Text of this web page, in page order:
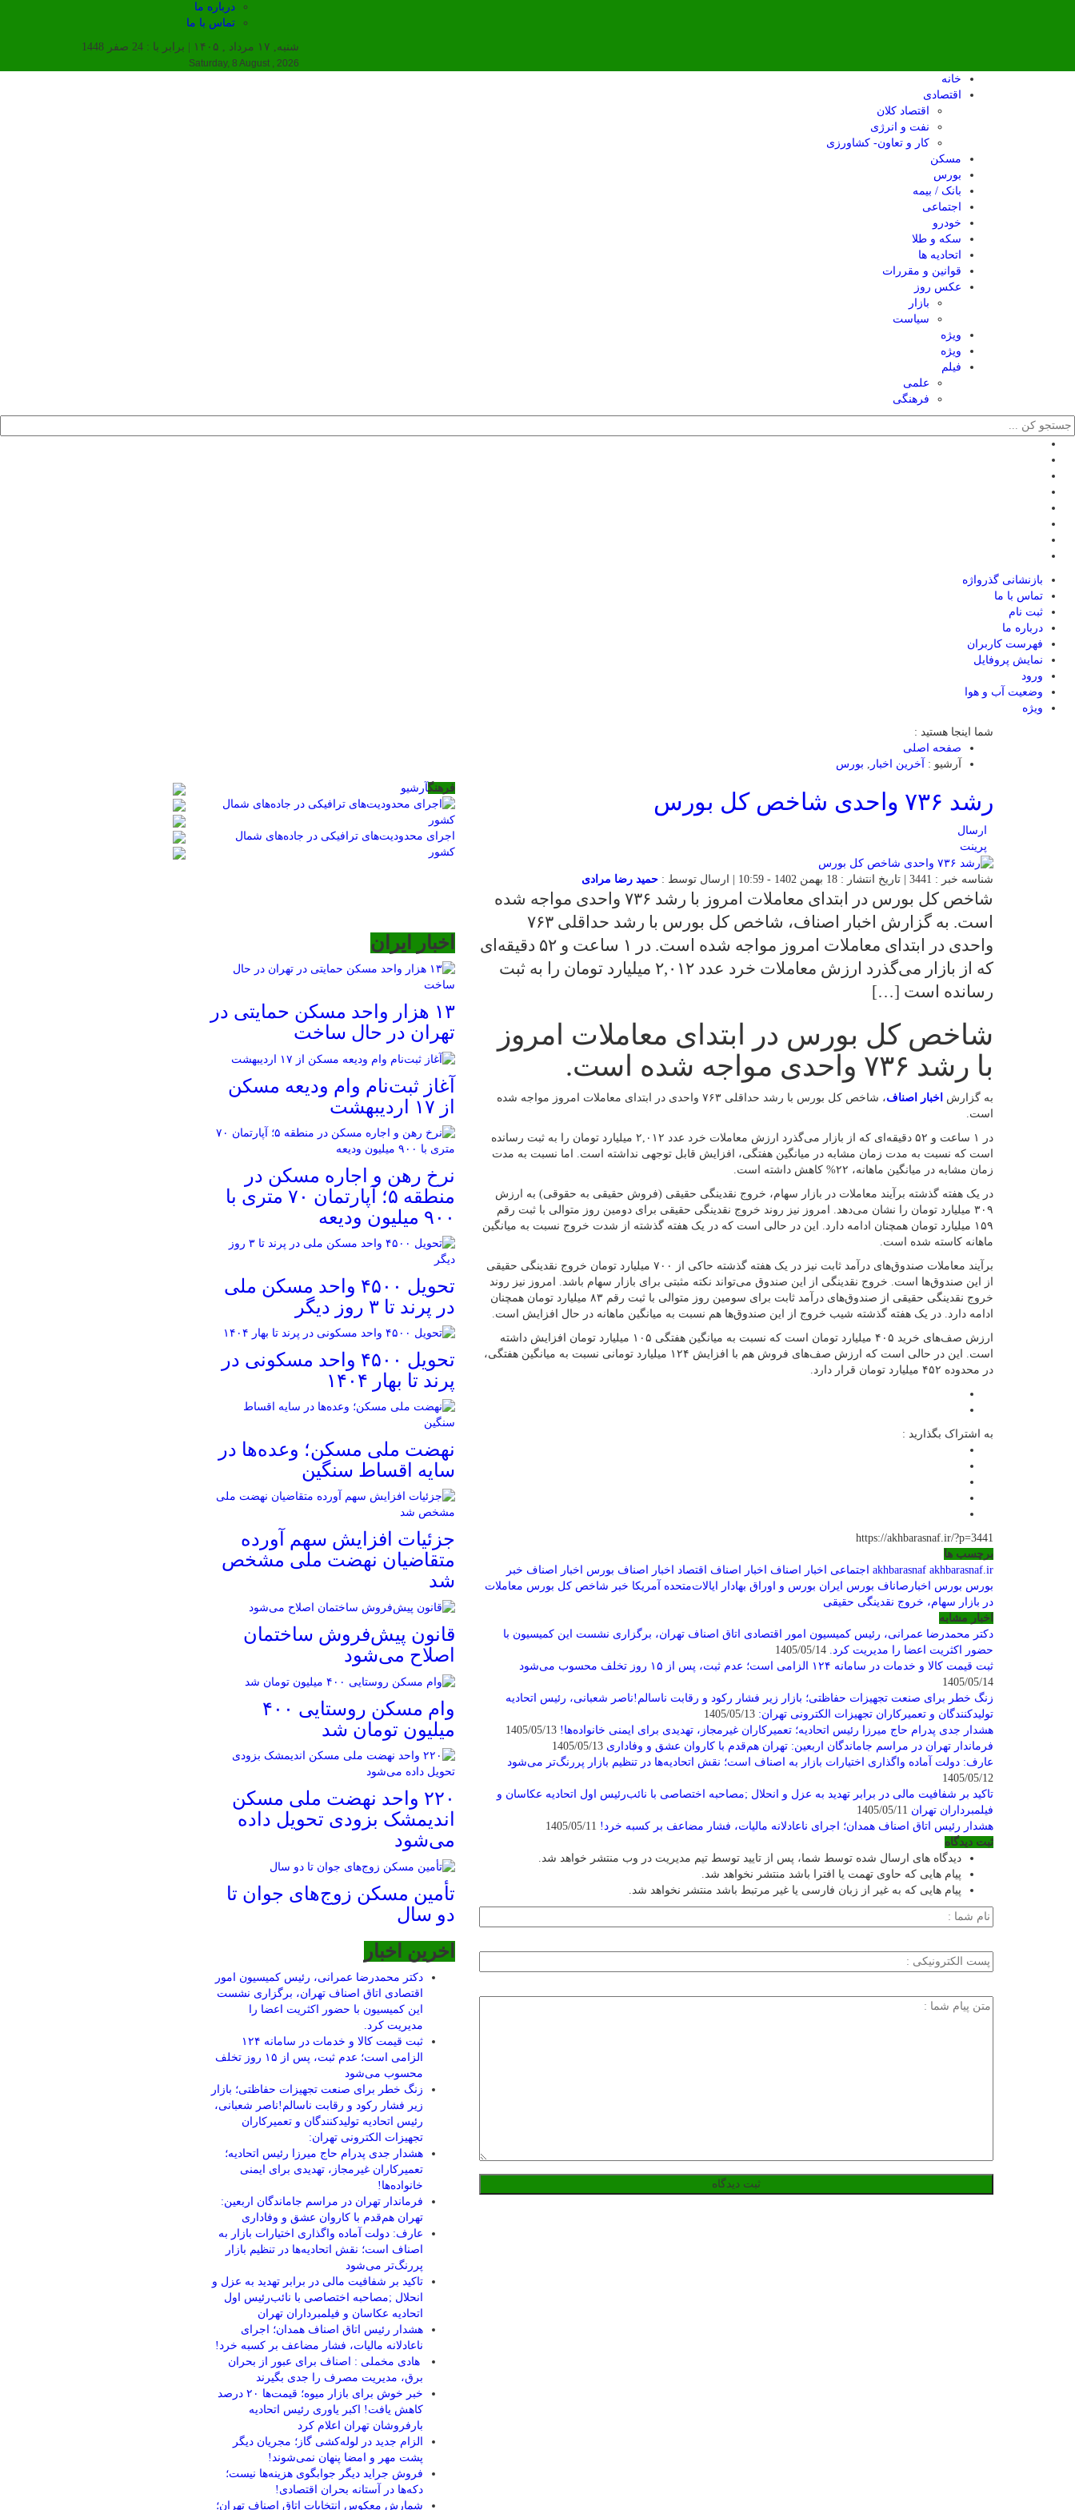
درباره ما
تماس با ما
شنبه, ۱۷ مرداد , ۱۴۰۵ | برابر با : 24 صفر 1448
Saturday, 8 August , 2026
خانه
اقتصادی
اقتصاد کلان
نفت و انرژی
کار و تعاون- کشاورزی
مسکن
بورس
بانک / بیمه
اجتماعی
خودرو
سکه و طلا
اتحادیه ها
قوانین و مقررات
عکس روز
بازار
سیاست
ویژه
ویژه
فیلم
علمی
فرهنگی
بازنشانی گذرواژه
تماس با ما
ثبت نام
درباره ما
فهرست کاربران
نمایش پروفایل
ورود
وضعیت آب و هوا
ویژه
شما اینجا هستید :
صفحه اصلی
آرشیو :
آخرین اخبار بورس
رشد ۷۳۶ واحدی شاخص کل بورس
ارسال
پرینت
شناسه خبر : 3441 | تاریخ انتشار : 18 بهمن 1402 - 10:59 | ارسال توسط : حمید رضا مرادی
شاخص کل بورس در ابتدای معاملات امروز با رشد ۷۳۶ واحدی مواجه شده
است. به گزارش اخبار اصناف، شاخص کل بورس با رشد حداقلی ۷۶۳
واحدی در ابتدای معاملات امروز مواجه شده است. در ۱ ساعت و ۵۲ دقیقه‌ای
که از بازار می‌گذرد ارزش معاملات خرد عدد ۲,۰۱۲ میلیارد تومان را به ثبت
رسانده است […]
شاخص کل بورس در ابتدای معاملات امروز
با رشد ۷۳۶ واحدی مواجه شده است.
به گزارش اخبار اصناف
، شاخص کل بورس با رشد حداقلی ۷۶۳ واحدی در ابتدای معاملات امروز مواجه شده
است.
در ۱ ساعت و ۵۲ دقیقه‌ای که از بازار می‌گذرد ارزش معاملات خرد عدد ۲,۰۱۲ میلیارد تومان را به ثبت رسانده
است که نسبت به مدت زمان مشابه در میانگین هفتگی، افزایش قابل توجهی نداشته است. اما نسبت به مدت
زمان مشابه در میانگین ماهانه، ۲۲% کاهش داشته است.
در یک هفته گذشته برآیند معاملات در بازار سهام، خروج نقدینگی حقیقی (فروش حقیقی به حقوقی) به ارزش
۳۰۹ میلیارد تومان را نشان می‌دهد. امروز نیز روند خروج نقدینگی حقیقی برای دومین روز متوالی با ثبت رقم
۱۵۹ میلیارد تومان همچنان ادامه دارد. این در حالی است که در یک هفته گذشته از شدت خروج نسبت به میانگین
ماهانه کاسته شده است.
برآیند معاملات صندوق‌های درآمد ثابت نیز در یک هفته گذشته حاکی از ۷۰۰ میلیارد تومان خروج نقدینگی حقیقی
از این صندوق‌ها است. خروج نقدینگی از این صندوق می‌تواند نکته مثبتی برای بازار سهام باشد. امروز نیز روند
خروج نقدینگی حقیقی از صندوق‌های درآمد ثابت برای سومین روز متوالی با ثبت رقم ۸۳ میلیارد تومان همچنان
ادامه دارد. در یک هفته گذشته شیب خروج از این صندوق‌ها هم نسبت به میانگین ماهانه در حال افزایش است.
ارزش صف‌های خرید ۴۰۵ میلیارد تومان است که نسبت به میانگین هفتگی ۱۰۵ میلیارد تومان افزایش داشته
است. این در حالی است که ارزش صف‌های فروش هم با افزایش ۱۲۴ میلیارد تومانی نسبت به میانگین هفتگی،
در محدوده ۴۵۲ میلیارد تومان قرار دارد.
به اشتراک بگذارید :
https://akhbarasnaf.ir/?p=3441
برچسب ها
akhbarasnaf akhbarasnaf.ir اجتماعی اخبار اصناف اخبار اصناف اقتصاد اخبار اصناف بورس اخبار اصناف خبر
بورس بورس اخبارصاناف بورس ایران بورس و اوراق بهادار ایالات‌متحده آمریکا خبر شاخص کل بورس معاملات
در بازار سهام، خروج نقدینگی حقیقی
اخبار مشابه
دکتر محمدرضا عمرانی، رئیس کمیسیون امور اقتصادی اتاق اصناف تهران، برگزاری نشست این کمیسیون با
حضور اکثریت اعضا را مدیریت کرد.
ثبت قیمت کالا و خدمات در سامانه ۱۲۴ الزامی است؛ عدم ثبت، پس از ۱۵ روز تخلف محسوب می‌شود
1405/05/14
زنگ خطر برای صنعت تجهیزات حفاظتی؛ بازار زیر فشار رکود و رقابت ناسالم!ناصر شعبانی، رئیس اتحادیه
تولیدکنندگان و تعمیرکاران تجهیزات الکترونی تهران:
هشدار جدی پدرام حاج میرزا رئیس اتحادیه؛ تعمیرکاران غیرمجاز، تهدیدی برای ایمنی خانواده‌ها!
فرماندار تهران در مراسم جاماندگان اربعین: تهران هم‌قدم با کاروان عشق و وفاداری
عارف: دولت آماده واگذاری اختیارات بازار به اصناف است؛ نقش اتحادیه‌ها در تنظیم بازار پررنگ‌تر می‌شود
1405/05/12
تاکید بر شفافیت مالی در برابر تهدید به عزل و انحلال ;مصاحبه اختصاصی با نائب‌رئیس اول اتحادیه عکاسان و
فیلمبرداران تهران
هشدار رئیس اتاق اصناف همدان؛ اجرای ناعادلانه مالیات، فشار مضاعف بر کسبه خرد!
ثبت دیدگاه
دیدگاه های ارسال شده توسط شما، پس از تایید توسط تیم مدیریت در وب منتشر خواهد شد.
پیام هایی که حاوی تهمت یا افترا باشد منتشر نخواهد شد.
پیام هایی که به غیر از زبان فارسی یا غیر مرتبط باشد منتشر نخواهد شد.
فرهنگآرشیو
اجرای محدودیت‌های ترافیکی در جاده‌های شمال
کشور
اخبار ایران
۱۳ هزار واحد مسکن حمایتی در
تهران در حال ساخت
آغاز ثبت‌نام وام ودیعه مسکن
از ۱۷ اردیبهشت
نرخ‌ رهن و اجاره مسکن در
منطقه ۵؛ آپارتمان ۷۰ متری با
۹۰۰ میلیون ودیعه
تحویل ۴۵۰۰ واحد مسکن ملی
در پرند تا ۳ روز دیگر
تحویل ۴۵۰۰ واحد مسکونی در
پرند تا بهار ۱۴۰۴
نهضت ملی مسکن؛ وعده‌ها در
سایه اقساط سنگین
جزئیات افزایش سهم آورده
متقاضیان نهضت ملی مشخص
شد
قانون پیش‌فروش ساختمان
اصلاح می‌شود
وام مسکن روستایی ۴۰۰
میلیون تومان شد
۲۲۰ واحد نهضت ملی مسکن
اندیمشک بزودی تحویل داده
می‌شود
تأمین مسکن زوج‌های جوان تا
دو سال
اخرین اخبار
دکتر محمدرضا عمرانی، رئیس کمیسیون امور
اقتصادی اتاق اصناف تهران، برگزاری نشست
این کمیسیون با حضور اکثریت اعضا را
مدیریت کرد.
ثبت قیمت کالا و خدمات در سامانه ۱۲۴
الزامی است؛ عدم ثبت، پس از ۱۵ روز تخلف
محسوب می‌شود
زنگ خطر برای صنعت تجهیزات حفاظتی؛ بازار
زیر فشار رکود و رقابت ناسالم!ناصر شعبانی،
رئیس اتحادیه تولیدکنندگان و تعمیرکاران
تجهیزات الکترونی تهران:
هشدار جدی پدرام حاج میرزا رئیس اتحادیه؛
تعمیرکاران غیرمجاز، تهدیدی برای ایمنی
خانواده‌ها!
فرماندار تهران در مراسم جاماندگان اربعین:
تهران هم‌قدم با کاروان عشق و وفاداری
عارف: دولت آماده واگذاری اختیارات بازار به
اصناف است؛ نقش اتحادیه‌ها در تنظیم بازار
پررنگ‌تر می‌شود
تاکید بر شفافیت مالی در برابر تهدید به عزل و
انحلال ;مصاحبه اختصاصی با نائب‌رئیس اول
اتحادیه عکاسان و فیلمبرداران تهران
هشدار رئیس اتاق اصناف همدان؛ اجرای
ناعادلانه مالیات، فشار مضاعف بر کسبه خرد!
هادی مخملی : اصناف برای عبور از بحران
برق، مدیریت مصرف را جدی بگیرند
خبر خوش برای بازار میوه؛ قیمت‌ها ۲۰ درصد
کاهش یافت! اکبر یاوری رئیس اتحادیه
بارفروشان تهران اعلام کرد
الزام جدید در لوله‌کشی گاز؛ مجریان دیگر
پشت مهر و امضا پنهان نمی‌شوند!
فروش جراید دیگر جوابگوی هزینه‌ها نیست؛
دکه‌ها در آستانه بحران اقتصادی!
شمارش معکوس انتخابات اتاق اصناف تهران؛